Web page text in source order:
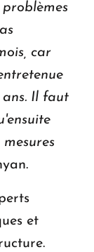
car
Il faut
et